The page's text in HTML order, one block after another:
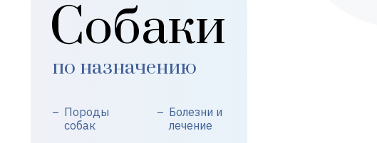
Собаки
по назначению
Породы
собак
Болезни и
лечение